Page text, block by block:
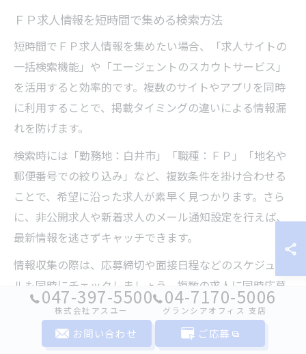
ＦＰ求人情報を短時間で集める検索方法
短時間でＦＰ求人情報を集めたい場合、「求人サイトの
一括検索機能」や「エージェントのスカウトサービス」
を活用すると効率的です。複数のサイトやアプリを同時
に利用することで、掲載タイミングの違いによる情報漏
れを防げます。
検索時には「勤務地：白井市」「職種：ＦＰ」「地名や
郵便番号での絞り込み」など、複数条件を掛け合わせる
ことで、希望に沿った求人が素早く見つかります。さら
に、非公開求人や新着求人のメール通知設定を行えば、
最新情報を逃さずキャッチできます。
情報収集の際は、応募締切や面接日程などのスケジュー
ルも同時にチェックしましょう。複数の求人に同時応募
する場合は、応募管理ツールやメモを活用して、進捗を
整理しておくと安心です。
047-397-5500
株式会社アスユー
04-7170-5006
グランシアオフィス ⽀店
お問い合わせ ご応募